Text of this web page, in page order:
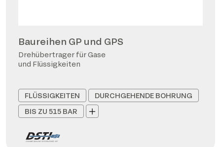
Baureihen GP und GPS
Drehübertrager für Gase
und Flüssigkeiten
FLÜSSIGKEITEN
DURCHGEHENDE BOHRUNG
BIS ZU 515 BAR